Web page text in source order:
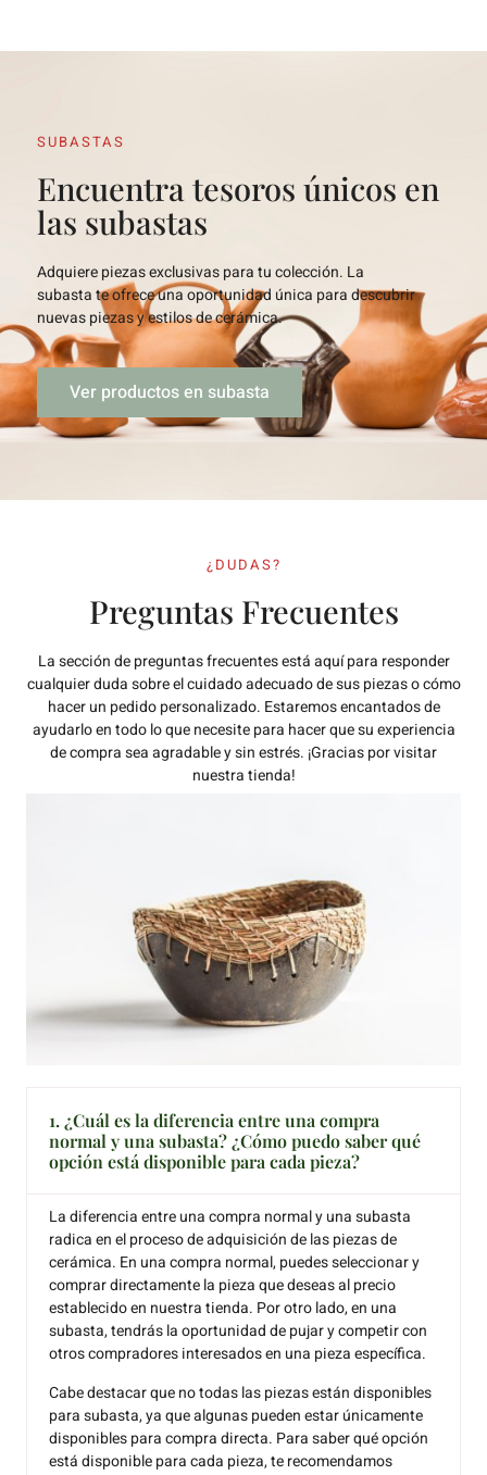
SUBASTAS
Encuentra tesoros únicos en
las subastas
Adquiere piezas exclusivas para tu colección. La
subasta te ofrece una oportunidad única para descubrir
nuevas piezas y estilos de cerámica.
Ver productos en subasta
¿DUDAS?
Preguntas Frecuentes
La sección de preguntas frecuentes está aquí para responder
cualquier duda sobre el cuidado adecuado de sus piezas o cómo
hacer un pedido personalizado. Estaremos encantados de
ayudarlo en todo lo que necesite para hacer que su experiencia
de compra sea agradable y sin estrés. ¡Gracias por visitar
nuestra tienda!
1. ¿Cuál es la diferencia entre una compra
normal y una subasta? ¿Cómo puedo saber qué
opción está disponible para cada pieza?
La diferencia entre una compra normal y una subasta
radica en el proceso de adquisición de las piezas de
cerámica. En una compra normal, puedes seleccionar y
comprar directamente la pieza que deseas al precio
establecido en nuestra tienda. Por otro lado, en una
subasta, tendrás la oportunidad de pujar y competir con
otros compradores interesados en una pieza específica.
Cabe destacar que no todas las piezas están disponibles
para subasta, ya que algunas pueden estar únicamente
disponibles para compra directa. Para saber qué opción
está disponible para cada pieza, te recomendamos